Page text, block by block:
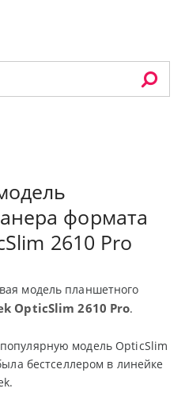
формата
2610 Pro
модель планшетного
OpticSlim 2610 Pro.
модель OpticSlim
бестселлером в линейке
.